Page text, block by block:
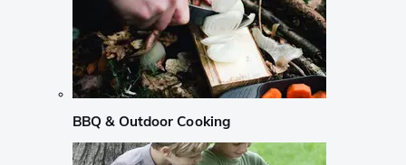
BBQ & Outdoor Cooking